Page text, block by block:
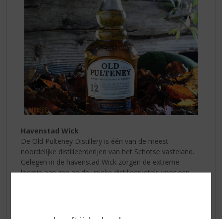
Havenstad Wick
De Old Pulteney Distillery is één van de meest
noordelijke distilleerderijen van het Schotse vasteland.
Gelegen in de havenstad Wick zorgen de extreme
locatie aan zee en de unieke distilleerketels voor een